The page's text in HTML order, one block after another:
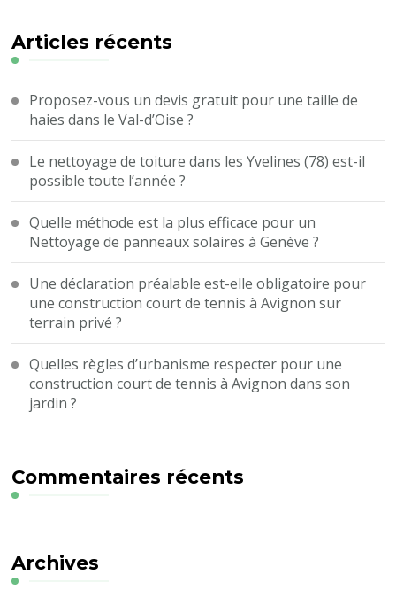
?
Articles récents
Proposez-vous un devis gratuit pour une taille de
haies dans le Val-d’Oise ?
Le nettoyage de toiture dans les Yvelines (78) est-il
possible toute l’année ?
Quelle méthode est la plus efficace pour un
Nettoyage de panneaux solaires à Genève ?
Une déclaration préalable est-elle obligatoire pour
une construction court de tennis à Avignon sur
terrain privé ?
Quelles règles d’urbanisme respecter pour une
construction court de tennis à Avignon dans son
jardin ?
Commentaires récents
Archives